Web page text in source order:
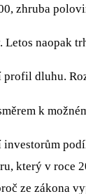
zhruba
naopak
dluhu.
k
který v
ze zákona